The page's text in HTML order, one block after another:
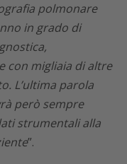
polmonare
in grado di
con migliaia di altre
L’ultima parola
però sempre
strumentali alla
”.